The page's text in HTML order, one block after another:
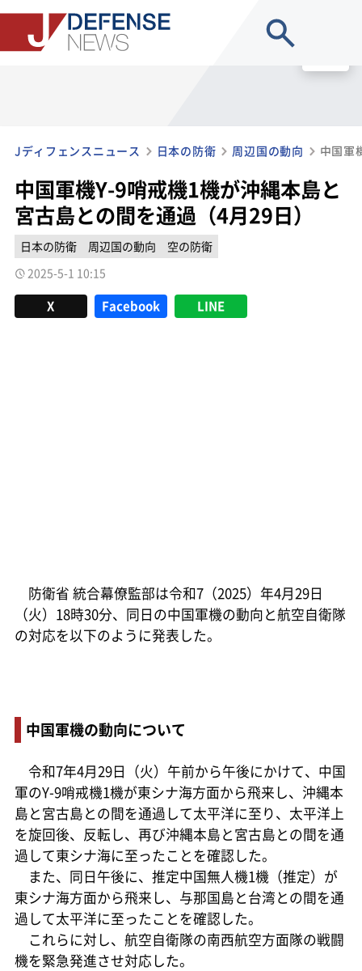
Jディフェンスニュース 日本の防衛 周辺国の動向
中国軍機Y-9哨戒機1機が沖縄本島と
宮古島との間を通過（4月29日）
日本の防衛 周辺国の動向
空の防衛
2025-5-1 10:15
X Facebook LINE
防衛省 統合幕僚監部は令和7（2025）年4月29日
（火）18時30分、同日の中国軍機の動向と航空自衛隊
の対応を以下のように発表した。
中国軍機の動向について
令和7年4月29日（火）午前から午後にかけて、中国
軍のY-9哨戒機1機が東シナ海方面から飛来し、沖縄本
島と宮古島との間を通過して太平洋に至り、太平洋上
を旋回後、反転し、再び沖縄本島と宮古島との間を通
過して東シナ海に至ったことを確認した。
また、同日午後に、推定中国無人機1機（推定）が
東シナ海方面から飛来し、与那国島と台湾との間を通
過して太平洋に至ったことを確認した。
これらに対し、航空自衛隊の南西航空方面隊の戦闘
機を緊急発進させ対応した。